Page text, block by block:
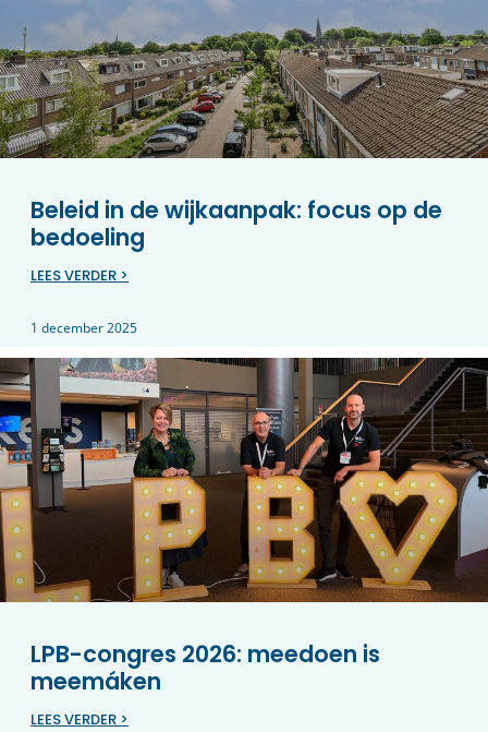
Beleid in de wijkaanpak: focus op de
bedoeling
LEES VERDER >
1 december 2025
LPB-congres 2026: meedoen is
meemáken
LEES VERDER >